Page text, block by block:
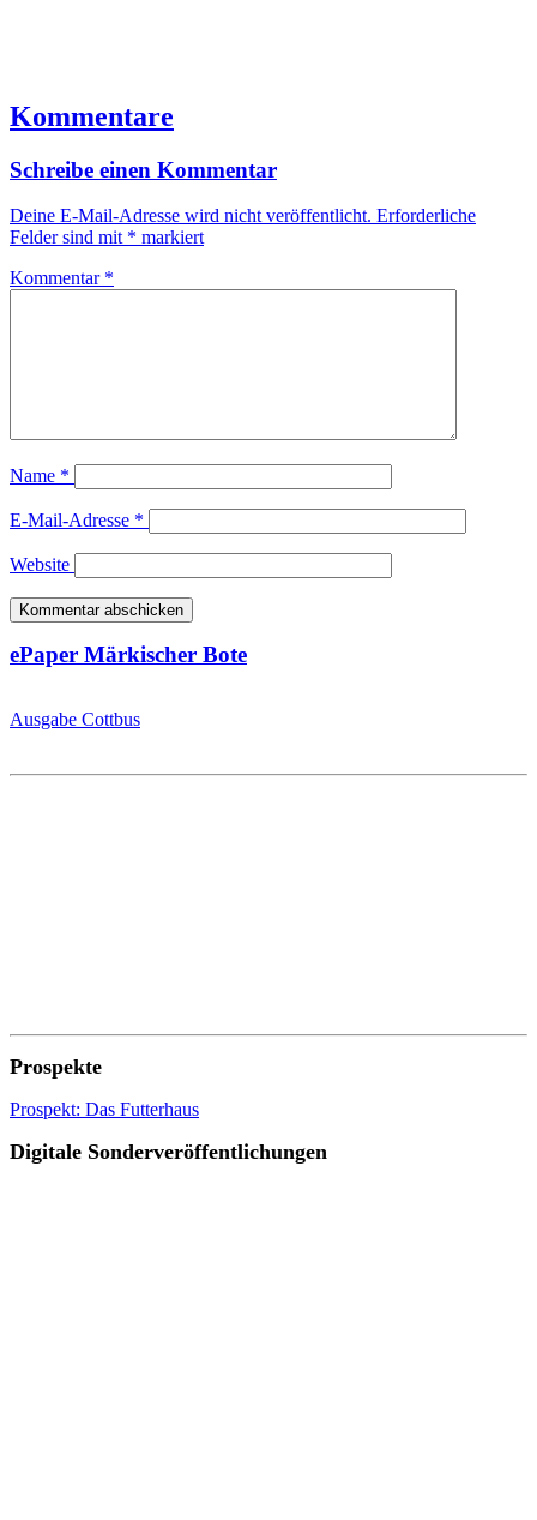
Kommentare
Schreibe einen Kommentar
Deine E-Mail-Adresse wird nicht veröffentlicht. Erforderliche
Felder sind mit * markiert
Kommentar *
Name *
E-Mail-Adresse *
Website
ePaper Märkischer Bote
Ausgabe Cottbus
Prospekte
Prospekt: Das Futterhaus
Digitale Sonderveröffentlichungen